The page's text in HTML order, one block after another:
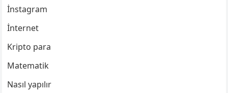
İnstagram
İnternet
Kripto para
Matematik
Nasıl yapılır